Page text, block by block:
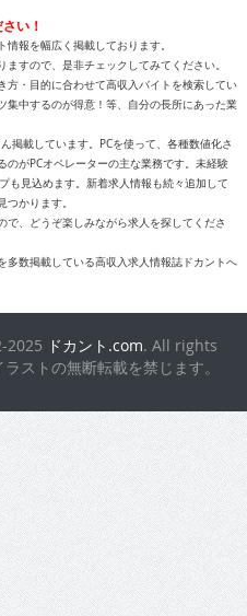
い！
報を幅広く掲載しております。
すので、是非チェックしてみてください。
方・目的に合わせて高収入バイトを検索してい
集中するのが得意！等、自分の長所にあった業
掲載しています。PCを使って、各種数値化さ
がPCオペレーターの主な業務です。未経験
も見込めます。新着求人情報も続々追加して
かります。
、どうぞ楽しみながら求人を探してくださ
多数掲載している高収入求人情報誌ドカントへ
2025 ドカント.com. All rights
ストの無断転載を禁じます。